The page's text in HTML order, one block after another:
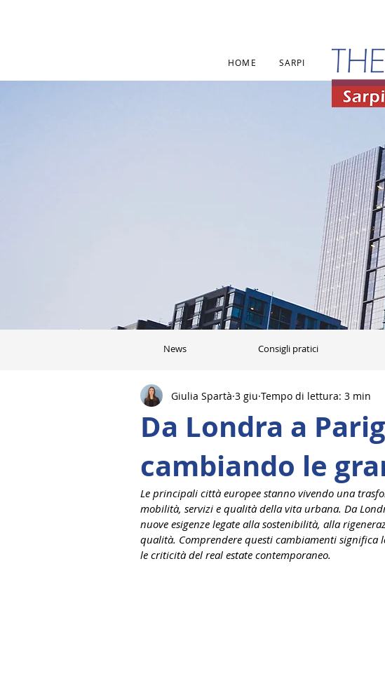
HOME SARPI
News Consigli pratici
Da Londra a
cambiando le
Giulia Spartà 3 giu Tempo di lettura: 3 min
Le principali città europee stanno vivendo una
mobilità, servizi e qualità della vita urbana. Da
nuove esigenze legate alla sostenibilità, alla
qualità. Comprendere questi cambiamenti significa
le criticità del real estate contemporaneo.